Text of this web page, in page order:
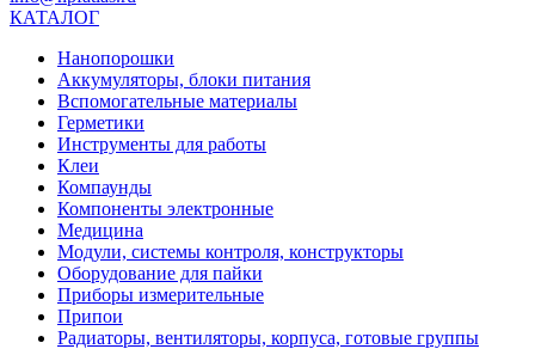
КАТАЛОГ
Нанопорошки
Аккумуляторы, блоки питания
Вспомогательные материалы
Герметики
Инструменты для работы
Клеи
Компаунды
Компоненты электронные
Медицина
Модули, системы контроля, конструкторы
Оборудование для пайки
Приборы измерительные
Припои
Радиаторы, вентиляторы, корпуса, готовые группы